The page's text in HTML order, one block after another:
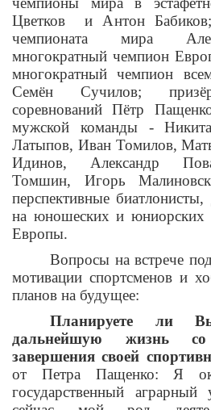
Цветков и Антон
чемпионата мира
многократный чемпион
многократный чемпион
Семён Сучилов;
соревнований Пётр
мужской команды -
Латыпов, Иван Томилов,
Идинов, Александр
Томшин, Игорь
перспективные
на юношеских и юниорских
Европы.
Вопросы на встрече
мотивации спортсменов и
планов на будущее:
Планируете ли
дальнейшую жизнь
завершения своей
от Петра Пащенко: Я
государственный аграрный